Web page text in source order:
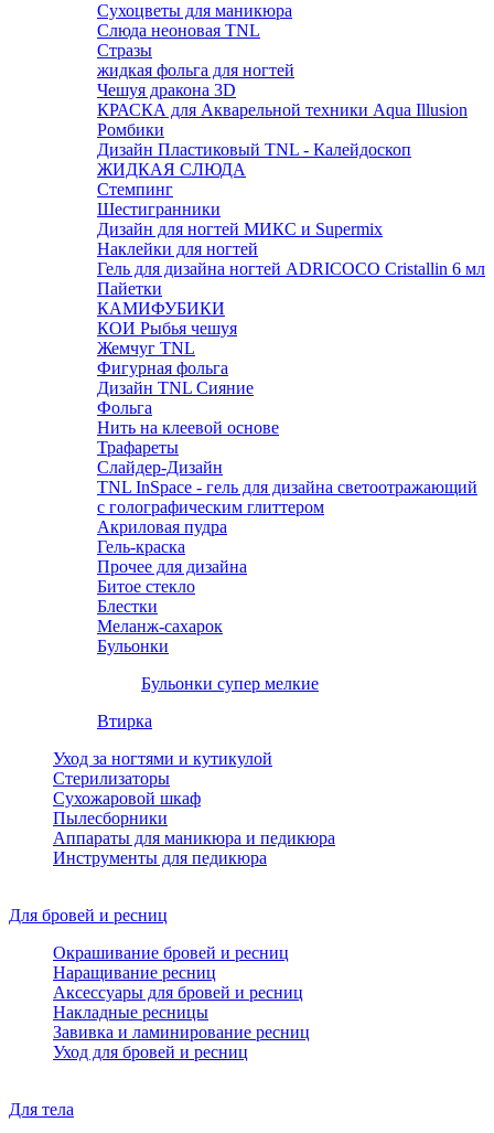
Сухоцветы для маникюра
Слюда неоновая TNL
Стразы
жидкая фольга для ногтей
Чешуя дракона 3D
КРАСКА для Акварельной техники Aqua Illusion
Ромбики
Дизайн Пластиковый TNL - Калейдоскоп
ЖИДКАЯ СЛЮДА
Стемпинг
Шестигранники
Дизайн для ногтей МИКС и Supermix
Наклейки для ногтей
Гель для дизайна ногтей ADRICOCO Cristallin 6 мл
Пайетки
КАМИФУБИКИ
КОИ Рыбья чешуя
Жемчуг TNL
Фигурная фольга
Дизайн TNL Сияние
Фольга
Нить на клеевой основе
Трафареты
Слайдер-Дизайн
TNL InSpace - гель для дизайна светоотражающий
с голографическим глиттером
Акриловая пудра
Гель-краска
Прочее для дизайна
Битое стекло
Блестки
Меланж-сахарок
Бульонки
Бульонки супер мелкие
Втирка
Уход за ногтями и кутикулой
Стерилизаторы
Сухожаровой шкаф
Пылесборники
Аппараты для маникюра и педикюра
Инструменты для педикюра
Для бровей и ресниц
Окрашивание бровей и ресниц
Наращивание ресниц
Аксессуары для бровей и ресниц
Накладные ресницы
Завивка и ламинирование ресниц
Уход для бровей и ресниц
Для тела